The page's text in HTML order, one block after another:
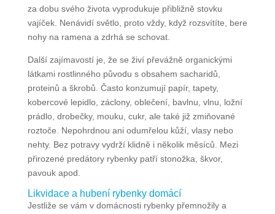
za dobu svého života vyprodukuje přibližně stovku
vajíček. Nenávidí světlo, proto vždy, když rozsvítíte, bere
nohy na ramena a zdrhá se schovat.
Další zajímavostí je, že se živí převážně organickými
látkami rostlinného původu s obsahem sacharidů,
proteinů a škrobů. Často konzumují papír, tapety,
kobercové lepidlo, záclony, oblečení, bavlnu, vlnu, ložní
prádlo, drobečky, mouku, cukr, ale také již zmiňované
roztoče. Nepohrdnou ani odumřelou kůží, vlasy nebo
nehty. Bez potravy vydrží klidně i několik měsíců. Mezi
přirozené predátory rybenky patří stonožka, škvor,
pavouk apod.
Likvidace a hubení rybenky domácí
Jestliže se vám v domácnosti rybenky přemnožily a